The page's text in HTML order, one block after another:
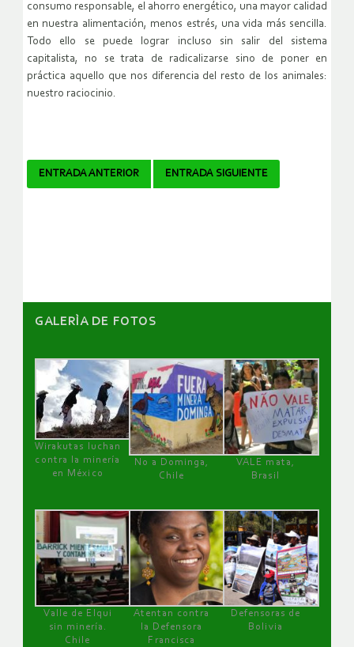
consumo responsable, el ahorro energético, una mayor calidad
en nuestra alimentación, menos estrés, una vida más sencilla.
Todo ello se puede lograr incluso sin salir del sistema
capitalista, no se trata de radicalizarse sino de poner en
práctica aquello que nos diferencia del resto de los animales:
nuestro raciocinio.
Navegador
ENTRADA ANTERIOR ENTRADA SIGUIENTE
GALERÌA DE FOTOS
Wirakutas luchan
contra la minería
en México
No a Dominga,
Chile
VALE mata,
Brasil
Valle de Elqui
sin minería.
Chile
Atentan contra
la Defensora
Francisca
Defensoras de
Bolivia